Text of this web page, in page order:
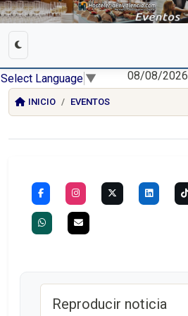
Select Language ▼ 08/08/2026
INICIO EVENTOS
Reproducir noticia